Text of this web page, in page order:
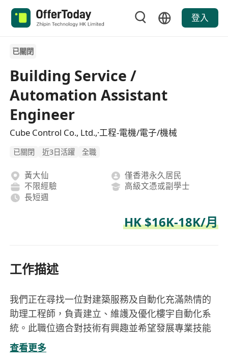
登入
已關閉
Building Service /
Automation Assistant
Engineer
Cube Control Co., Ltd.,·工程-電機/電子/機械
已關閉 近3日活躍 全職
黃大仙
僅香港永久居民
不限經驗
高級文憑或副學士
長短週
HK $16K-18K/月
工作描述
我們正在尋找一位對建築服務及自動化充滿熱情的
助理工程師，負責建立、維護及優化樓宇自動化系
統。此職位適合對技術有興趣並希望發展專業技能
的人士，並提供培訓以支持其職業成長。
崗位目標
查看更多